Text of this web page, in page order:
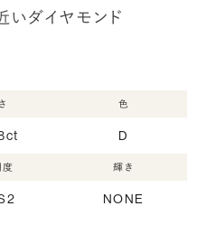
いダイヤモンド
色
D
輝き
NONE